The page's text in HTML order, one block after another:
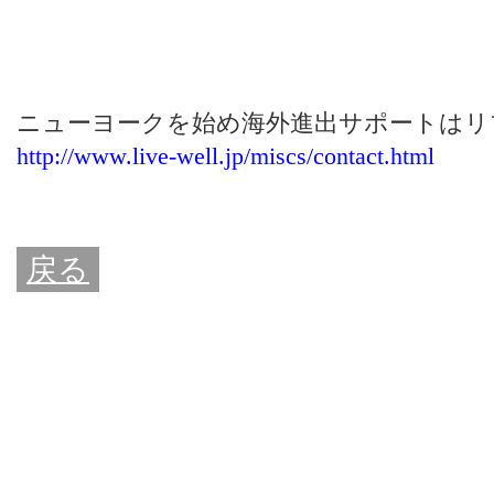
ニューヨークを始め海外進出サポートは
http://www.live-well.jp/miscs/contact.html
戻る